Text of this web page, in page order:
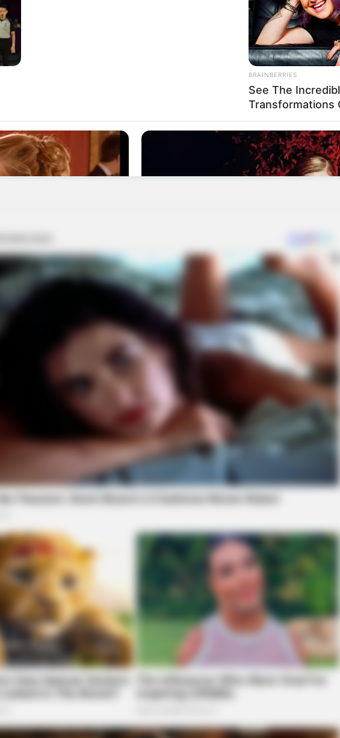
do nosso grupo do WhatsApp!
informado em tempo real sobre as principais notícias de Paraguaçu Paulista e região
Clique aqui para entrar no grupo
BRAINBERRIES
See The
Transformations
Through Anyway
BRAINBERRIES
From Baddies To Sweethearts: These
It All
Her Story Isn't What You Think—You''ll
BRAINBERRIES
These Wedding
BRAINBERRIES